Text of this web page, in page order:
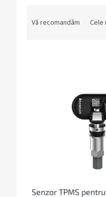
Vă recomandăm Cele
Senzor TPMS